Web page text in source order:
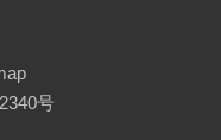
号